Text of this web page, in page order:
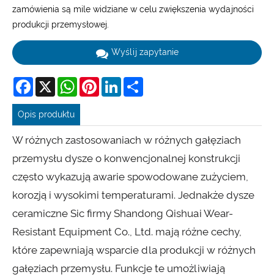
zamówienia są mile widziane w celu zwiększenia wydajności
produkcji przemysłowej.
Wyślij zapytanie
Facebook
X WhatsAppPinterestLinkedIn
Opis produktu
W różnych zastosowaniach w różnych gałęziach
przemysłu dysze o konwencjonalnej konstrukcji
często wykazują awarie spowodowane zużyciem,
korozją i wysokimi temperaturami. Jednakże dysze
ceramiczne Sic firmy Shandong Qishuai Wear-
Resistant Equipment Co., Ltd. mają różne cechy,
które zapewniają wsparcie dla produkcji w różnych
gałęziach przemysłu. Funkcje te umożliwiają